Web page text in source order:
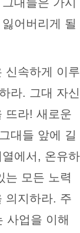
어버리게 될
신속하게 이루
라. 그대 자신
뜨라! 새로운
대들 앞에 길
에서, 온유하
는 모든 노력
의지하라. 주
사업을 이해